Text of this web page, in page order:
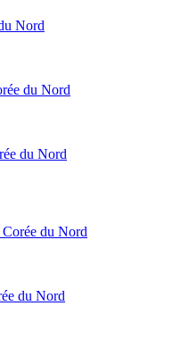
Nord
du Nord
du Nord
du Nord
du Nord